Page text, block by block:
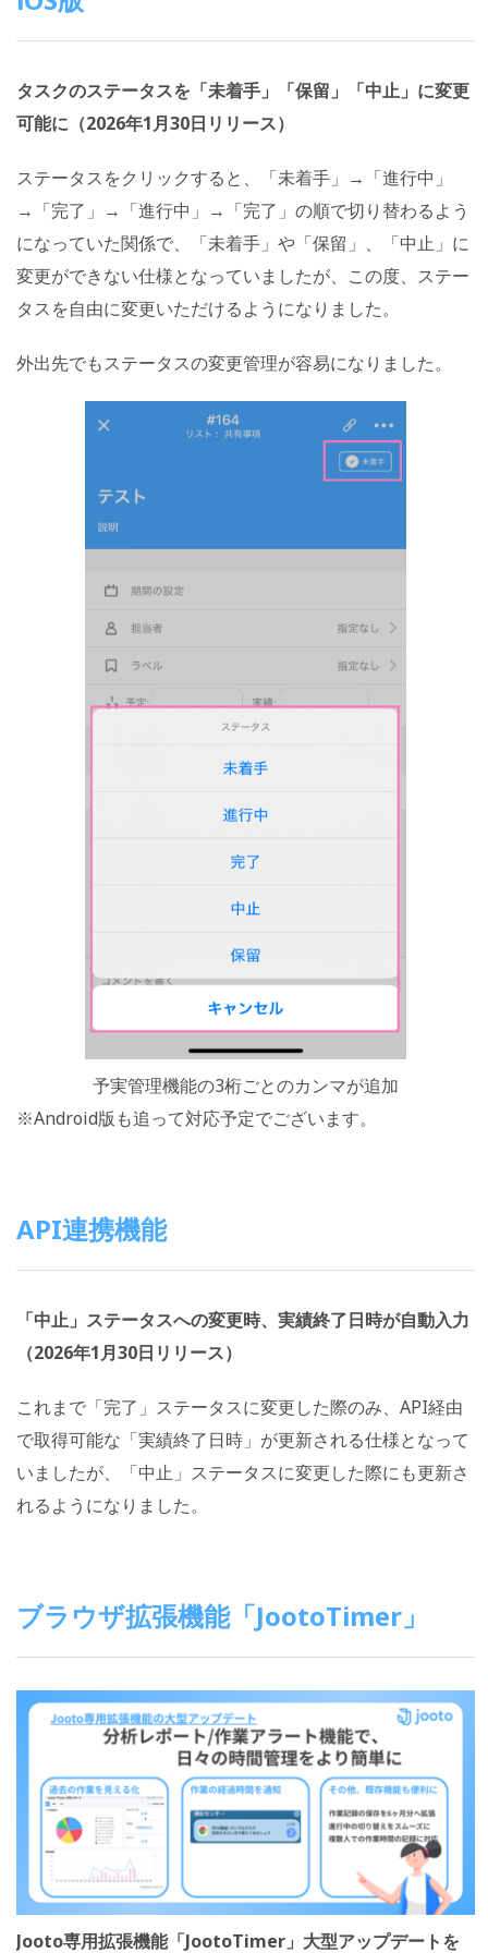
タスクのステータスを「未着手」「保留」「中止」に変更
可能に（2026年1月30日リリース）
ステータスをクリックすると、「未着手」→「進行中」
→「完了」→「進行中」→「完了」の順で切り替わるよう
になっていた関係で、「未着手」や「保留」、「中止」に
変更ができない仕様となっていましたが、この度、ステー
タスを自由に変更いただけるようになりました。
外出先でもステータスの変更管理が容易になりました。
予実管理機能の3桁ごとのカンマが追加
※Android版も追って対応予定でございます。
API連携機能
「中止」ステータスへの変更時、実績終了日時が自動入力
（2026年1月30日リリース）
これまで「完了」ステータスに変更した際のみ、API経由
で取得可能な「実績終了日時」が更新される仕様となって
いましたが、「中止」ステータスに変更した際にも更新さ
れるようになりました。
ブラウザ拡張機能「JootoTimer」
Jooto専用拡張機能「JootoTimer」大型アップデートを